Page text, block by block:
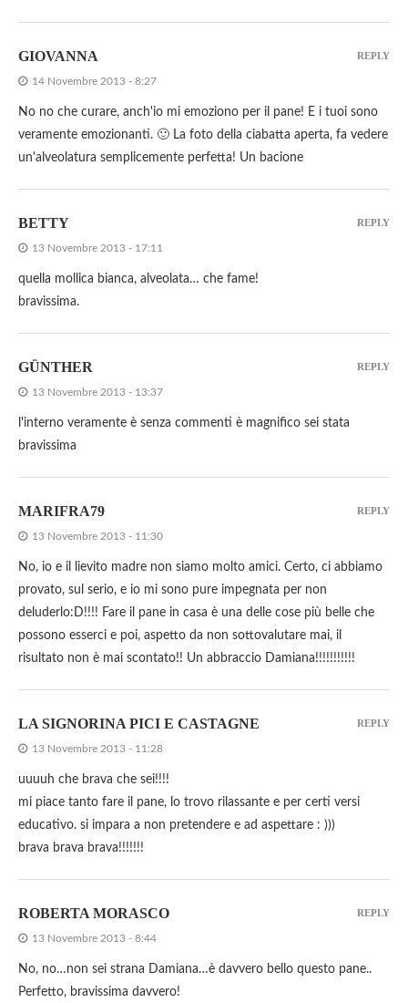
GIOVANNA
14 Novembre 2013 - 8:27
No no che curare, anch'io mi emoziono per il pane! E i tuoi sono
veramente emozionanti. 🙂 La foto della ciabatta aperta, fa vedere
un'alveolatura semplicemente perfetta! Un bacione
REPLY
BETTY
13 Novembre 2013 - 17:11
quella mollica bianca, alveolata… che fame!
bravissima.
REPLY
GÜNTHER
13 Novembre 2013 - 13:37
l'interno veramente è senza commenti è magnifico sei stata
bravissima
REPLY
MARIFRA79
13 Novembre 2013 - 11:30
No, io e il lievito madre non siamo molto amici. Certo, ci abbiamo
provato, sul serio, e io mi sono pure impegnata per non
deluderlo:D!!!! Fare il pane in casa è una delle cose più belle che
possono esserci e poi, aspetto da non sottovalutare mai, il
risultato non è mai scontato!! Un abbraccio Damiana!!!!!!!!!!!
REPLY
LA SIGNORINA PICI E CASTAGNE
13 Novembre 2013 - 11:28
uuuuh che brava che sei!!!!
mi piace tanto fare il pane, lo trovo rilassante e per certi versi
educativo. si impara a non pretendere e ad aspettare : )))
brava brava brava!!!!!!!
REPLY
ROBERTA MORASCO
13 Novembre 2013 - 8:44
No, no…non sei strana Damiana…è davvero bello questo pane..
Perfetto, bravissima davvero!
REPLY